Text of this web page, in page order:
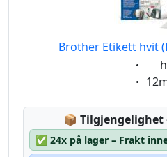
Brother Etikett hvit
📦 Lagerstatus:
Tilgjengelighet
✅ 24x på lager – Frakt